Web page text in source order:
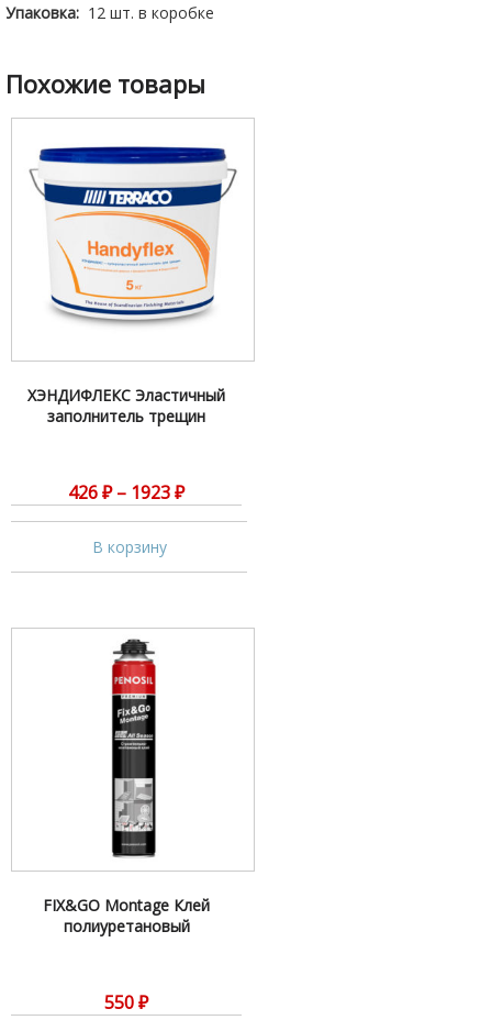
Упаковка: 12 шт. в коробке
Похожие товары
ХЭНДИФЛЕКС Эластичный
заполнитель трещин
426₽ – 1923₽
В корзину
FIX&GO Montage Клей
полиуретановый
550₽